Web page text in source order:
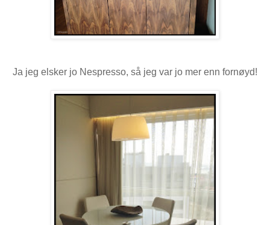
Ja jeg elsker jo Nespresso, så jeg var jo mer enn fornøyd!